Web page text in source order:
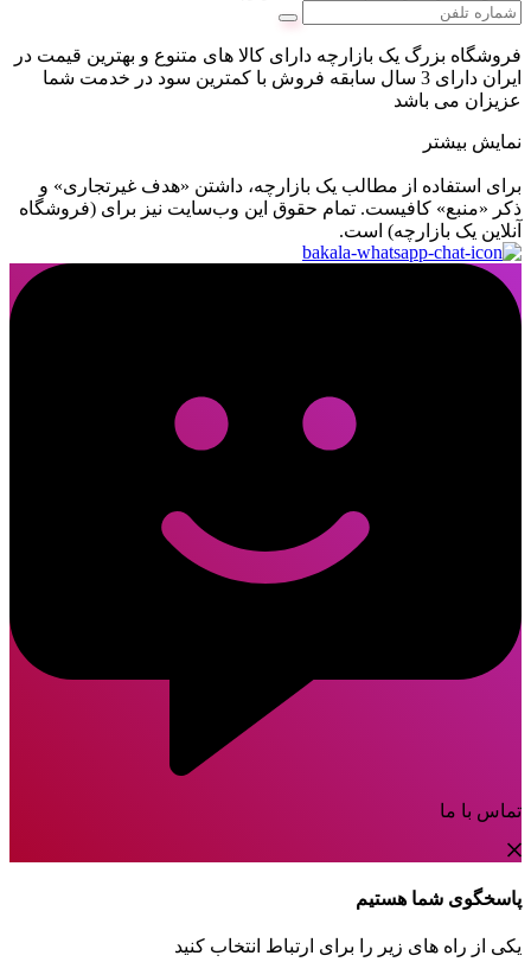
فروشگاه بزرگ یک بازارچه دارای کالا های متنوع و بهترین قیمت در
ایران دارای 3 سال سابقه فروش با کمترین سود در خدمت شما
عزیزان می باشد
نمایش بیشتر
برای استفاده از مطالب یک بازارچه، داشتن «هدف غیرتجاری» و
ذکر «منبع» کافیست. تمام حقوق اين وب‌سايت نیز برای (فروشگاه
آنلاین یک بازارچه) است.
تماس با ما
پاسخگوی شما هستیم
یکی از راه های زیر را برای ارتباط انتخاب کنید